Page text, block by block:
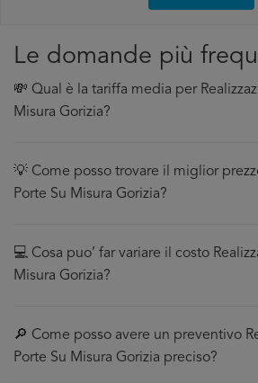
Le domande più
💸 Qual è la tariffa media per
Misura Gorizia?
💡 Come posso trovare il miglior
Porte Su Misura Gorizia?
💻 Cosa puo’ far variare il costo
Misura Gorizia?
🔎 Come posso avere un preventivo
Porte Su Misura Gorizia preciso?